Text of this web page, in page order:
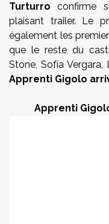
Turturro confirme
plaisant trailer. Le
également les
que le reste du
Stone, Sofía Vergara,
Apprenti Gigolo
Apprenti